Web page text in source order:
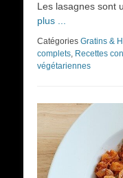
Les lasagnes sont
plus ...
Catégories Gratins &
complets, Recettes
végétariennes